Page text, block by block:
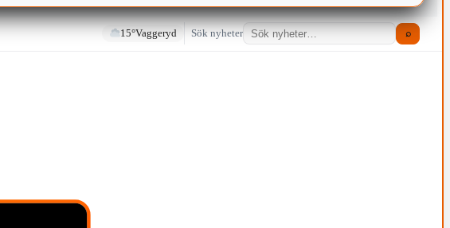
15°Vaggeryd Sök nyheter ⌕